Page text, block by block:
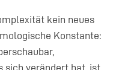
kein neues
Konstante:
sich verändert hat, ist